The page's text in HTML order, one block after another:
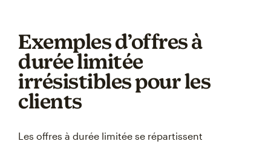
Exemples d’offres à
durée limitée
irrésistibles pour les
clients
Les offres à durée limitée se répartissent